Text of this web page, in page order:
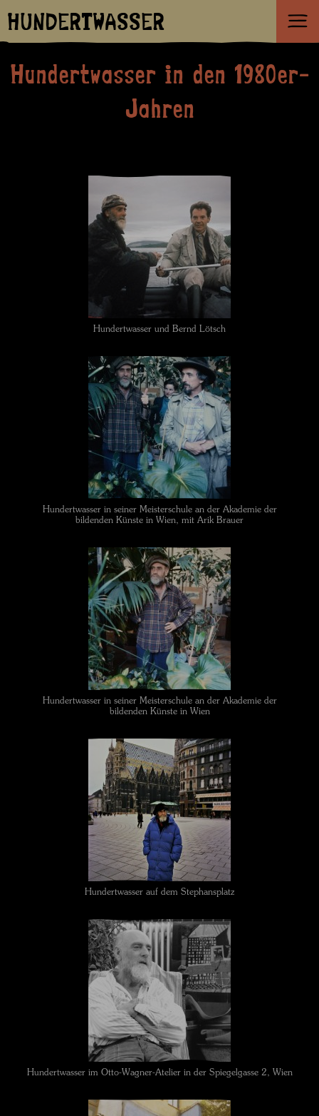
HUNDERTWASSER
Hundertwasser in den 1980er-
Jahren
Hundertwasser und Bernd Lötsch
Hundertwasser in seiner Meisterschule an der Akademie der
bildenden Künste in Wien, mit Arik Brauer
Hundertwasser in seiner Meisterschule an der Akademie der
bildenden Künste in Wien
Hundertwasser auf dem Stephansplatz
Hundertwasser im Otto-Wagner-Atelier in der Spiegelgasse 2, Wien